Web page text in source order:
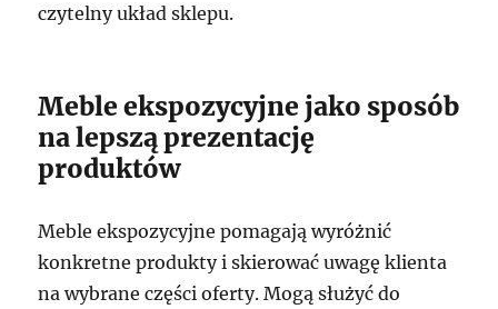
czytelny układ sklepu.
Meble ekspozycyjne jako sposób
na lepszą prezentację
produktów
Meble ekspozycyjne pomagają wyróżnić
konkretne produkty i skierować uwagę klienta
na wybrane części oferty. Mogą służyć do